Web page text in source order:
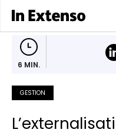
6 MIN.
GESTION